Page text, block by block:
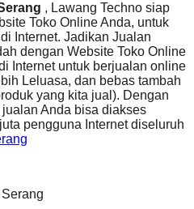
, Lawang Techno siap
Toko Online Anda, untuk
Internet. Jadikan Jualan
dengan Website Toko Online
Internet untuk berjualan online
Leluasa, dan bebas tambah
yang kita jual). Dengan
Anda bisa diakses
pengguna Internet diseluruh